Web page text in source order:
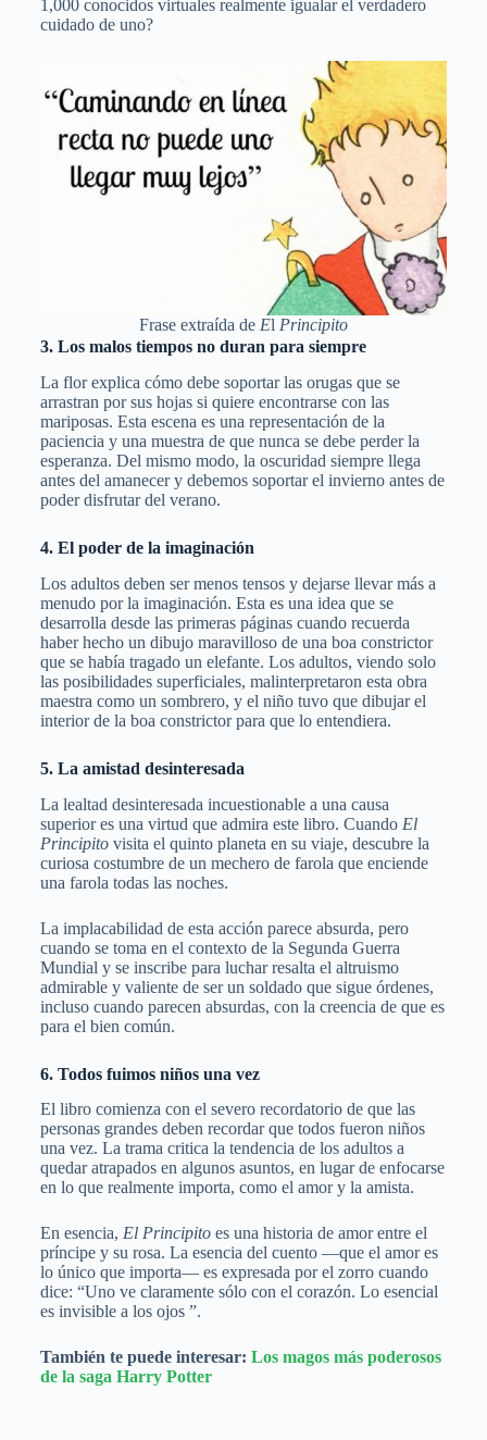
1,000 conocidos virtuales realmente igualar el verdadero
cuidado de uno?
Frase extraída de El Principito
3. Los malos tiempos no duran para siempre
La flor explica cómo debe soportar las orugas que se
arrastran por sus hojas si quiere encontrarse con las
mariposas. Esta escena es una representación de la
paciencia y una muestra de que nunca se debe perder la
esperanza. Del mismo modo, la oscuridad siempre llega
antes del amanecer y debemos soportar el invierno antes de
poder disfrutar del verano.
4. El poder de la imaginación
Los adultos deben ser menos tensos y dejarse llevar más a
menudo por la imaginación. Esta es una idea que se
desarrolla desde las primeras páginas cuando recuerda
haber hecho un dibujo maravilloso de una boa constrictor
que se había tragado un elefante. Los adultos, viendo solo
las posibilidades superficiales, malinterpretaron esta obra
maestra como un sombrero, y el niño tuvo que dibujar el
interior de la boa constrictor para que lo entendiera.
5. La amistad desinteresada
La lealtad desinteresada incuestionable a una causa
superior es una virtud que admira este libro. CuandoEl
Principito visita el quinto planeta en su viaje, descubre la
curiosa costumbre de un mechero de farola que enciende
una farola todas las noches.
La implacabilidad de esta acción parece absurda, pero
cuando se toma en el contexto de la Segunda Guerra
Mundial y se inscribe para luchar resalta el altruismo
admirable y valiente de ser un soldado que sigue órdenes,
incluso cuando parecen absurdas, con la creencia de que es
para el bien común.
6. Todos fuimos niños una vez
El libro comienza con el severo recordatorio de que las
personas grandes deben recordar que todos fueron niños
una vez. La trama critica la tendencia de los adultos a
quedar atrapados en algunos asuntos, en lugar de enfocarse
en lo que realmente importa, como el amor y la amista.
En esencia, El Principitoes una historia de amor entre el
príncipe y su rosa. La esencia del cuento —que el amor es
lo único que importa— es expresada por el zorro cuando
dice: “Uno ve claramente sólo con el corazón. Lo esencial
es invisible a los ojos ”.
También te puede interesar: Los magos más poderosos
de la saga Harry Potter